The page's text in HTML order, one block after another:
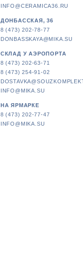
INFO@CERAMICA36.RU
ДОНБАССКАЯ, 36
8 (473) 202-78-77
DONBASSKAYA@MIKA.SU
СКЛАД У АЭРОПОРТА
8 (473) 202-63-71
8 (473) 254-91-02
INFO@MIKA.SU
НА ЯРМАРКЕ
8 (473) 202-77-47
INFO@MIKA.SU